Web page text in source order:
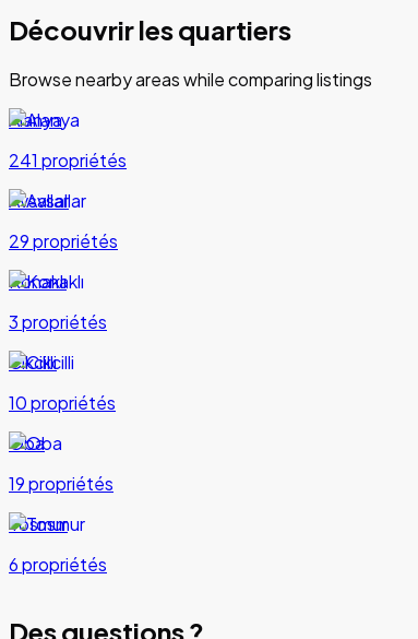
Découvrir les quartiers
Browse nearby areas while comparing listings
Alanya
241 propriétés
Avsallar
29 propriétés
Konaklı
3 propriétés
Cikcilli
10 propriétés
Oba
19 propriétés
Tosmur
6 propriétés
Des questions ?